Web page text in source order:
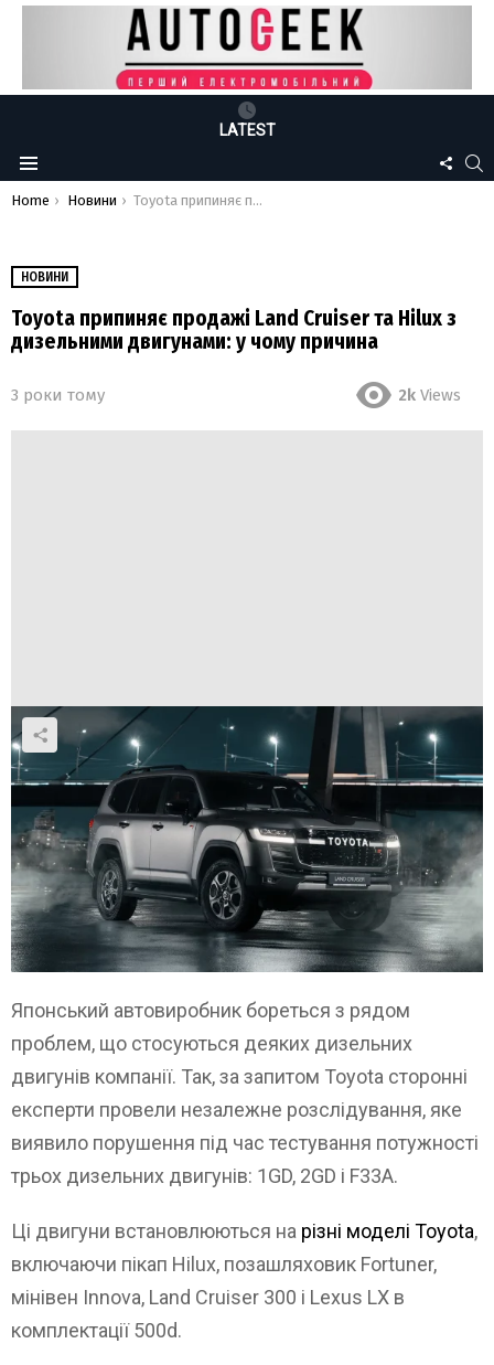
LATEST
Menu
US
You are here:
Home Новини Toyota припиняє продажі Land Cruiser та Hilux з дизельними двигунами: у чому причина
НОВИНИ
Toyota припиняє продажі Land Cruiser та Hilux з
дизельними двигунами: у чому причина
3 роки тому 2k Views
Японський автовиробник бореться з рядом
проблем, що стосуються деяких дизельних
двигунів компанії. Так, за запитом Toyota сторонні
експерти провели незалежне розслідування, яке
виявило порушення під час тестування потужності
трьох дизельних двигунів: 1GD, 2GD і F33A.
Ці двигуни встановлюються на різні моделі Toyota,
включаючи пікап Hilux, позашляховик Fortuner,
мінівен Innova, Land Cruiser 300 і Lexus LX в
комплектації 500d.